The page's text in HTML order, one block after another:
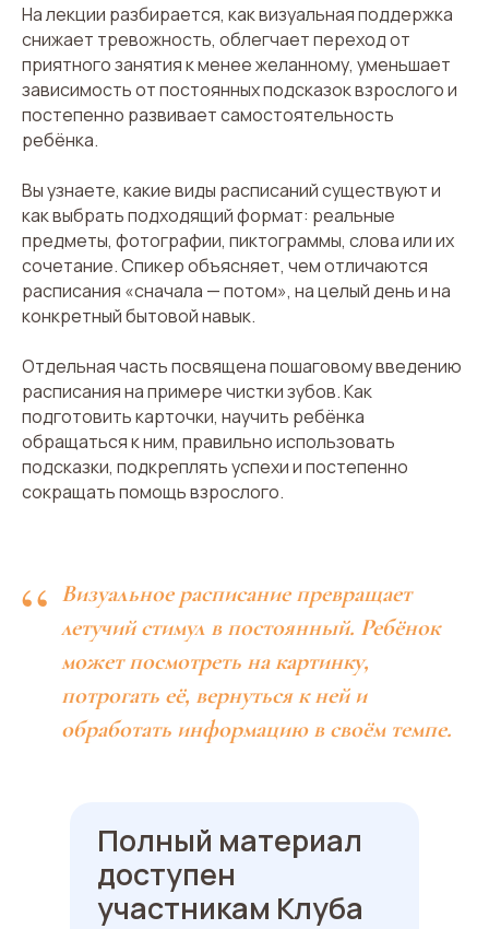
На лекции разбирается, как визуальная поддержка
снижает тревожность, облегчает переход от
приятного занятия к менее желанному, уменьшает
зависимость от постоянных подсказок взрослого и
постепенно развивает самостоятельность
ребёнка.
Вы узнаете, какие виды расписаний существуют и
как выбрать подходящий формат: реальные
предметы, фотографии, пиктограммы, слова или их
сочетание. Спикер объясняет, чем отличаются
расписания «сначала — потом», на целый день и на
конкретный бытовой навык.
Отдельная часть посвящена пошаговому введению
расписания на примере чистки зубов. Как
подготовить карточки, научить ребёнка
обращаться к ним, правильно использовать
подсказки, подкреплять успехи и постепенно
сокращать помощь взрослого.
“ Визуальное расписание превращает
летучий стимул в постоянный. Ребёнок
может посмотреть на картинку,
потрогать её, вернуться к ней и
обработать информацию в своём темпе.
Полный материал
доступен
участникам Клуба